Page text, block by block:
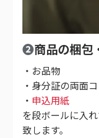
❷商品の梱包
・お品物
・身分証の両面
・ 申込用紙
を段ボールに入
致します。